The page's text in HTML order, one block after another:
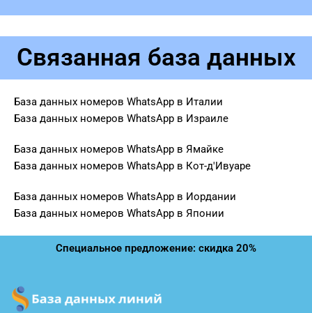
Связанная база данных
База данных номеров WhatsApp в Италии
База данных номеров WhatsApp в Израиле
База данных номеров WhatsApp в Ямайке
База данных номеров WhatsApp в Кот-д'Ивуаре
База данных номеров WhatsApp в Иордании
База данных номеров WhatsApp в Японии
Специальное предложение: скидка 20%